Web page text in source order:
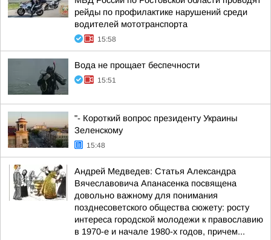
рейды по профилактике нарушений среди
водителей мототранспорта
15:58
Вода не прощает беспечности
15:51
"- Короткий вопрос президенту Украины
Зеленскому
15:48
Андрей Медведев: Статья Александра
Вячеславовича Апанасенка посвящена
довольно важному для понимания
позднесоветского общества сюжету: росту
интереса городской молодежи к православию
в 1970-е и начале 1980-х годов, причем...